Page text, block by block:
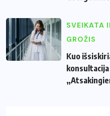
SVEIKATA
GROŽIS
Kuo